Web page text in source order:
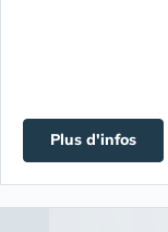
Plus d'infos